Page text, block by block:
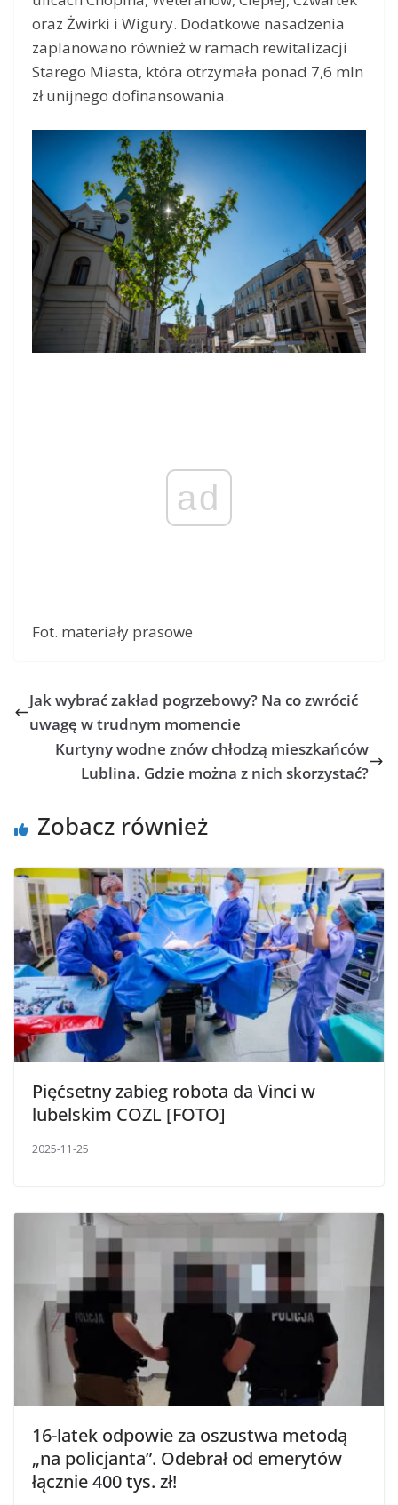
oraz Żwirki i Wigury. Dodatkowe nasadzenia
zaplanowano również w ramach rewitalizacji
Starego Miasta, która otrzymała ponad 7,6 mln
zł unijnego dofinansowania.
ad
Fot. materiały prasowe
Jak wybrać zakład pogrzebowy? Na co zwrócić
uwagę w trudnym momencie
Kurtyny wodne znów chłodzą mieszkańców
Lublina. Gdzie można z nich skorzystać?
Zobacz również
Pięćsetny zabieg robota da Vinci w
lubelskim COZL [FOTO]
2025-11-25
16-latek odpowie za oszustwa metodą
„na policjanta”. Odebrał od emerytów
łącznie 400 tys. zł!